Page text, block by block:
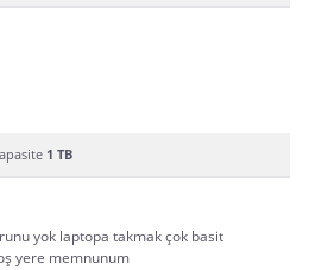
1 TB
yok laptopa takmak çok basit
yere memnunum